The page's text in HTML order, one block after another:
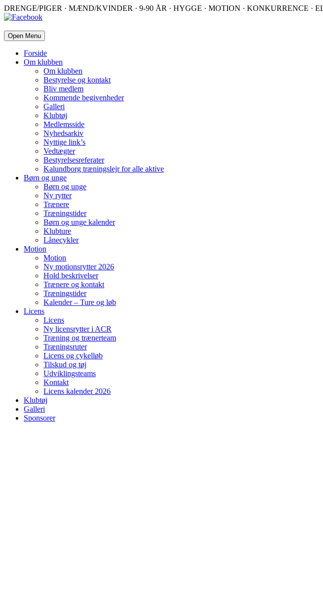
DRENGE/PIGER · MÆND/KVINDER · 9-90 ÅR · HYGGE · MOTION · KONKURRENCE
Open Menu
Forside
Om klubben
Om klubben
Bestyrelse og kontakt
Bliv medlem
Kommende begivenheder
Galleri
Klubtøj
Medlemsside
Nyhedsarkiv
Nyttige link’s
Vedtægter
Bestyrelsesreferater
Kalundborg træningslejr for alle aktive
Børn og unge
Børn og unge
Ny rytter
Trænere
Træningstider
Børn og unge kalender
Klubture
Lånecykler
Motion
Motion
Ny motionsrytter 2026
Hold beskrivelser
Trænere og kontakt
Træningstider
Kalender – Ture og løb
Licens
Licens
Ny licensrytter i ACR
Træning og trænerteam
Træningsruter
Licens og cykelløb
Tilskud og tøj
Udviklingsteams
Kontakt
Licens kalender 2026
Klubtøj
Galleri
Sponsorer